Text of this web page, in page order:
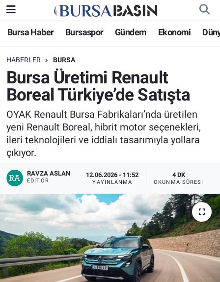
Bursa Haber Bursaspor Gündem Ekonomi
HABERLER BURSA
Bursa Üretimi Renault
Boreal Türkiye’de Satışta
OYAK Renault Bursa Fabrikaları’nda üretilen
yeni Renault Boreal, hibrit motor seçenekleri,
ileri teknolojileri ve iddialı tasarımıyla yollara
çıkıyor.
RAVZA ASLAN
EDITÖR
12.06.2026 - 11:52
YAYINLANMA
4 DK
OKUNMA SÜRESI
Bursa Haber
Genel
Politika
Bilim, Teknoloji
KÜLTÜR-SANAT
Gündem
Sağlık
Eğitim
Bursa Nöbetçi Eczaneler
Bursa Hava Durumu
Bursa Namaz Vakitleri
Bursa Trafik Yoğunluk Haritası
Süper Lig Puan Durumu ve Fikstür
Haber Arşivi